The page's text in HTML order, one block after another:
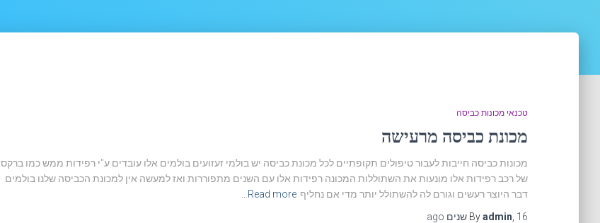
טכנאי מכונות כביסה
מכונת כביסה מרעישה
מכונות כביסה חייבות לעבור טיפולים תקופתיים לכל מכונת כביסה יש בולמי זעזועים בולמים אלו עובדים ע"י רפידות ממש כמו ברקס
של רכב רפידות אלו מונעות את השתוללות המכונה רפידות אלו עם השנים מתפוררות ואז למעשה אין למכונת הכביסה שלנו בולמים
דבר היוצר רעשים וגורם לה להשתולל יותר מדי אם נחליף Read more…
Byadmin 16 שנים